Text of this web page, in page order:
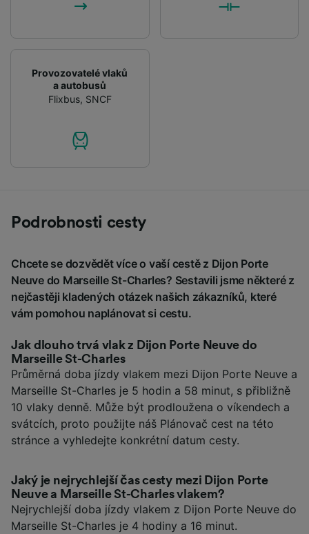
Provozovatelé vlaků
a autobusů
Flixbus, SNCF
Podrobnosti cesty
Chcete se dozvědět více o vaší cestě z Dijon Porte
Neuve do Marseille St-Charles? Sestavili jsme některé z
nejčastěji kladených otázek našich zákazníků, které
vám pomohou naplánovat si cestu.
Jak dlouho trvá vlak z Dijon Porte Neuve do
Marseille St-Charles
Průměrná doba jízdy vlakem mezi Dijon Porte Neuve a
Marseille St-Charles je 5 hodin a 58 minut, s přibližně
10 vlaky denně. Může být prodloužena o víkendech a
svátcích, proto použijte náš Plánovač cest na této
stránce a vyhledejte konkrétní datum cesty.
Jaký je nejrychlejší čas cesty mezi Dijon Porte
Neuve a Marseille St-Charles vlakem?
Nejrychlejší doba jízdy vlakem z Dijon Porte Neuve do
Marseille St-Charles je 4 hodiny a 16 minut.